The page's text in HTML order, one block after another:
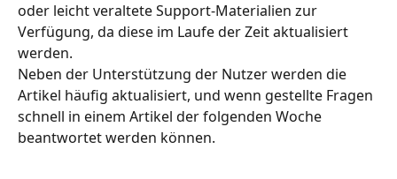
oder leicht veraltete Support-Materialien zur
Verfügung, da diese im Laufe der Zeit aktualisiert
werden.
Neben der Unterstützung der Nutzer werden die
Artikel häufig aktualisiert, und wenn gestellte Fragen
schnell in einem Artikel der folgenden Woche
beantwortet werden können.